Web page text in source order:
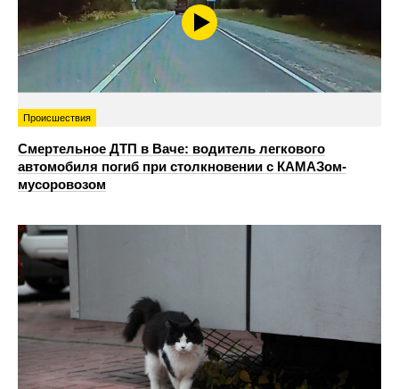
Происшествия
Смертельное ДТП в Ваче: водитель легкового
автомобиля погиб при столкновении с КАМАЗом-
мусоровозом